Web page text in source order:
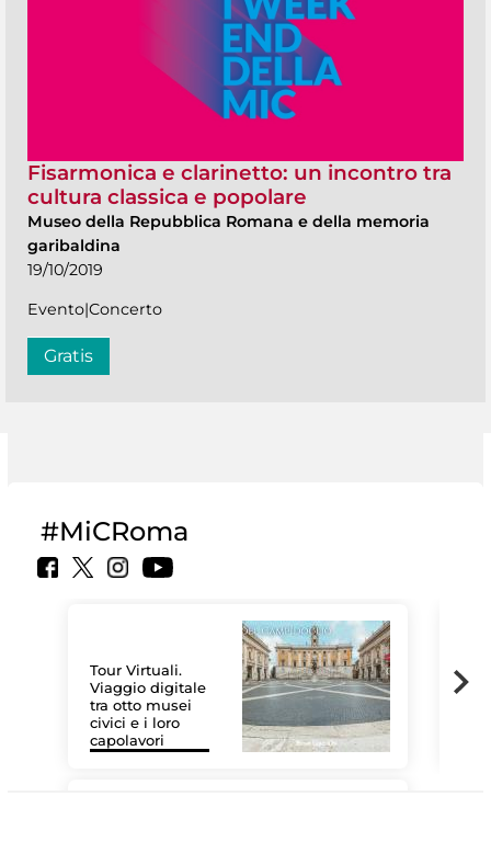
Fisarmonica e clarinetto: un incontro tra
cultura classica e popolare
Museo della Repubblica Romana e della memoria
garibaldina
19/10/2019
Evento|Concerto
Gratis
#MiCRoma
Tour Virtuali.
Viaggio digitale
tra otto musei
civici e i loro
capolavori